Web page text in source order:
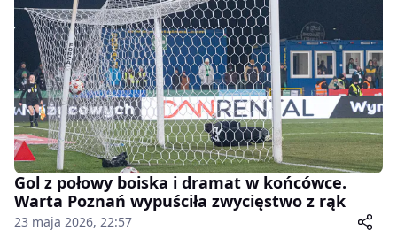
Gol z połowy boiska i dramat w końcówce.
Warta Poznań wypuściła zwycięstwo z rąk
23 maja 2026, 22:57